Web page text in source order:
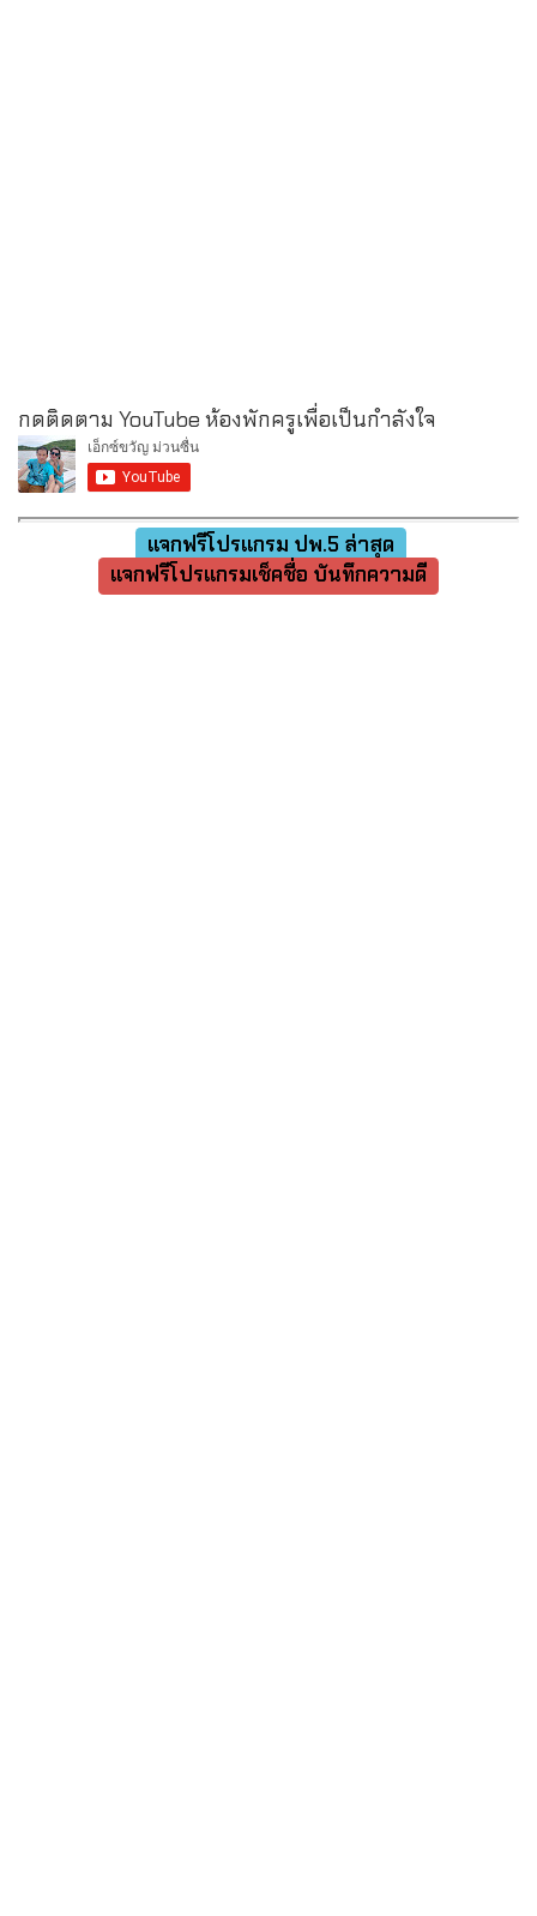
กดติดตาม YouTube ห้องพักครูเพื่อเป็นกำลังใจ
แจกฟรีโปรแกรม ปพ.5 ล่าสุด
แจกฟรีโปรแกรมเช็คชื่อ บันทึกความดี